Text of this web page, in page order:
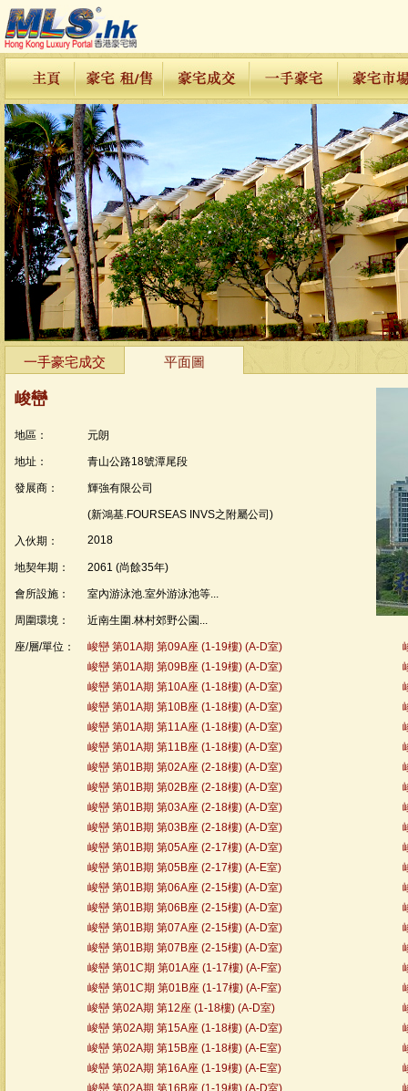
一手豪宅成交 平面圖
峻巒
地區： 元朗
地址： 青山公路18號潭尾段
發展商： 輝強有限公司
(新鴻基.FOURSEAS INVS之附屬公司)
入伙期： 2018
地契年期： 2061 (尚餘35年)
會所設施： 室內游泳池.室外游泳池等...
周圍環境： 近南生圍.林村郊野公園...
座/層/單位： 峻巒 第01A期 第09A座 (1-19樓) (A-D室)
峻巒 第01A期 第09B座 (1-19樓) (A-D室)
峻巒 第01A期 第10A座 (1-18樓) (A-D室)
峻巒 第01A期 第10B座 (1-18樓) (A-D室)
峻巒 第01A期 第11A座 (1-18樓) (A-D室)
峻巒 第01A期 第11B座 (1-18樓) (A-D室)
峻巒 第01B期 第02A座 (2-18樓) (A-D室)
峻巒 第01B期 第02B座 (2-18樓) (A-D室)
峻巒 第01B期 第03A座 (2-18樓) (A-D室)
峻巒 第01B期 第03B座 (2-18樓) (A-D室)
峻巒 第01B期 第05A座 (2-17樓) (A-D室)
峻巒 第01B期 第05B座 (2-17樓) (A-E室)
峻巒 第01B期 第06A座 (2-15樓) (A-D室)
峻巒 第01B期 第06B座 (2-15樓) (A-D室)
峻巒 第01B期 第07A座 (2-15樓) (A-D室)
峻巒 第01B期 第07B座 (2-15樓) (A-D室)
峻巒 第01C期 第01A座 (1-17樓) (A-F室)
峻巒 第01C期 第01B座 (1-17樓) (A-F室)
峻巒 第02A期 第12座 (1-18樓) (A-D室)
峻巒 第02A期 第15A座 (1-18樓) (A-D室)
峻巒 第02A期 第15B座 (1-18樓) (A-E室)
峻巒 第02A期 第16A座 (1-19樓) (A-E室)
峻巒 第02A期 第16B座 (1-19樓) (A-D室)